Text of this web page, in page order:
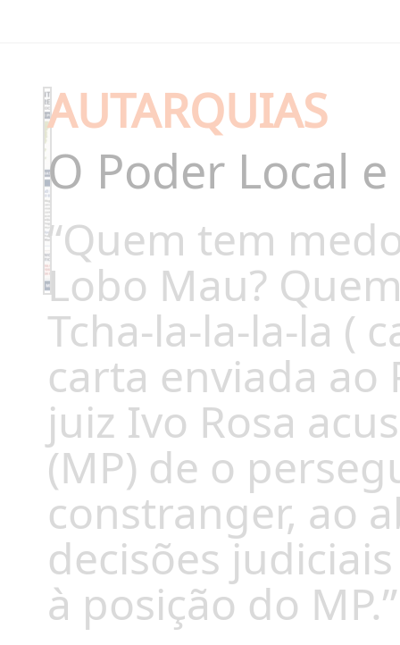
AUTARQUIAS
O Poder Local
“Quem tem
Lobo Mau?
Tcha-la-la-la-la (
carta enviada
juiz Ivo Rosa
(MP) de o
constranger, ao
decisões
à posição do